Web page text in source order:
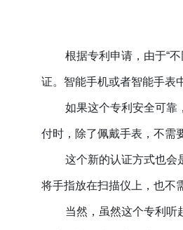
根据专利申请， 由于“
证。 智能手机或者智能手表
如果这个专利安全可靠
付时，除了佩戴手表，不需
这个新的认证方式也会
将手指放在扫描仪上，也不
当然，虽然这个专利听